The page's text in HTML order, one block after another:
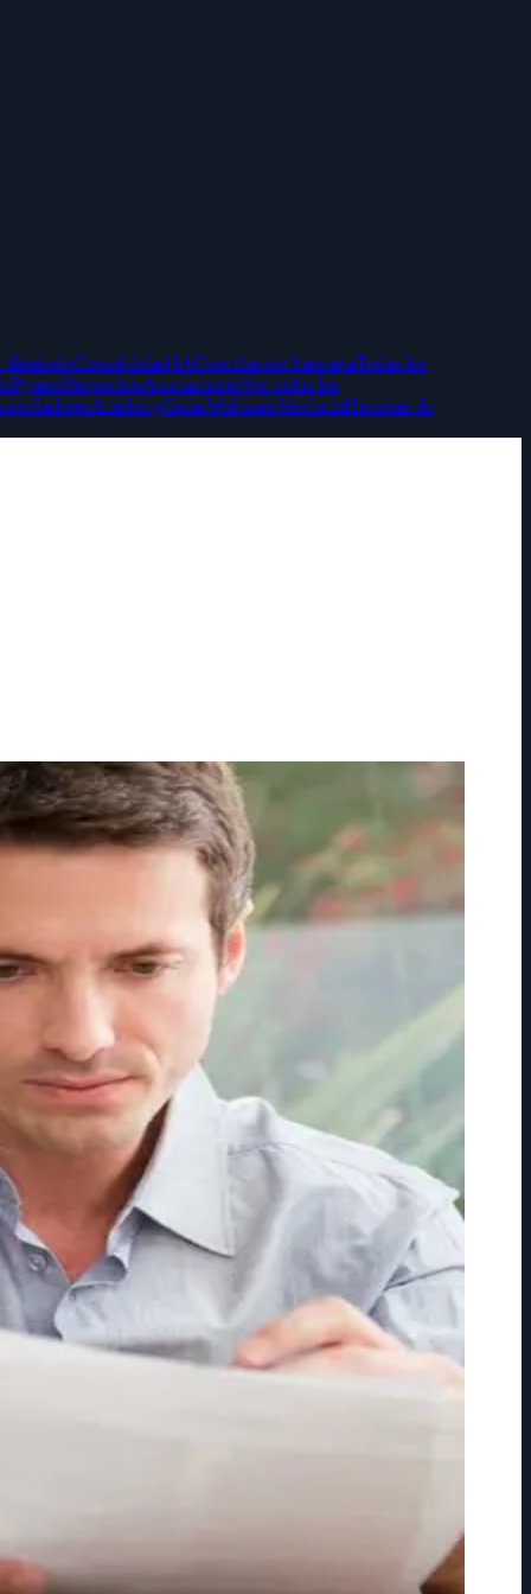
ilimitadoContabilidad IAConciliación bancariaTodas las
PymesDespachosAsociacionesVer todos los
AcademyGuíasWebinarsVerifactuHistorias de